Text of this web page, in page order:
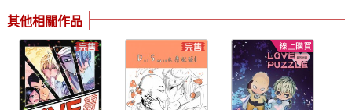
其他相關作品